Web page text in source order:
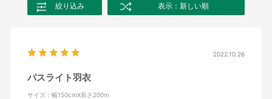
絞り込み 表示：新しい順
2022.10.26
パスライト羽衣
サイズ：幅150cmX長さ200m